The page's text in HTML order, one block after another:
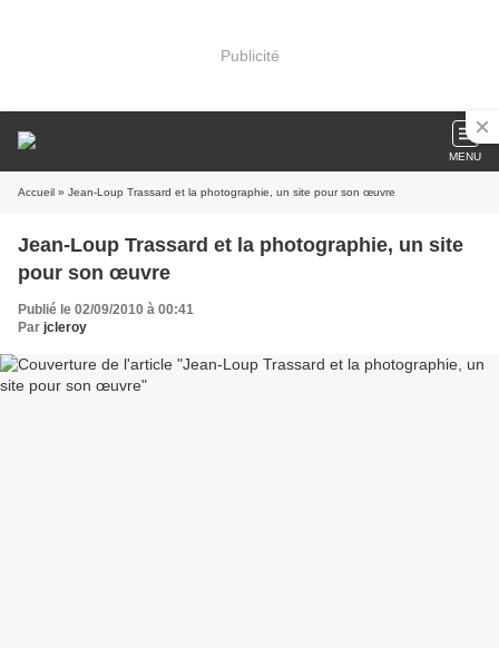
Publicité
MENU
Accueil » Jean-Loup Trassard et la photographie, un site pour son œuvre
Jean-Loup Trassard et la photographie, un site
pour son œuvre
Publié le 02/09/2010 à 00:41
Par jcleroy